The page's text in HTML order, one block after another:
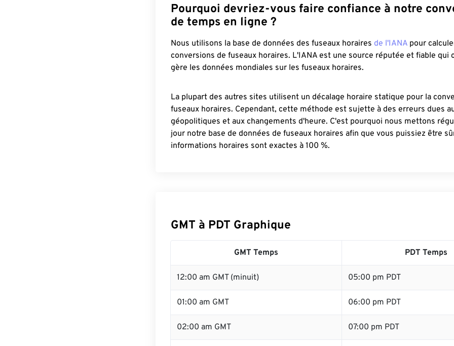
Pourquoi devriez-vous faire confiance à notre
de temps en ligne ?
Nous utilisons la base de données des fuseaux horaires de l'IANA pour
conversions de fuseaux horaires. L'IANA est une source réputée et fiable qui
gère les données mondiales sur les fuseaux horaires.
La plupart des autres sites utilisent un décalage horaire statique pour la
fuseaux horaires. Cependant, cette méthode est sujette à des erreurs dues
géopolitiques et aux changements d'heure. C'est pourquoi nous mettons
jour notre base de données de fuseaux horaires afin que vous puissiez être
informations horaires sont exactes à 100 %.
GMT à PDT Graphique
GMT Temps PDT Temps
12:00 am GMT (minuit) 05:00 pm PDT
01:00 am GMT 06:00 pm PDT
02:00 am GMT 07:00 pm PDT